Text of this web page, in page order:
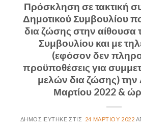
Πρόσκληση σε τακτική
Δημοτικού Συμβουλίου
δια ζώσης στην αίθουσα
Συμβουλίου και με
(εφόσον δεν
προϋποθέσεις για
μελών δια ζώσης) την
Μαρτίου 2022 &
24 ΜΑΡΤΊΟΥ 2022